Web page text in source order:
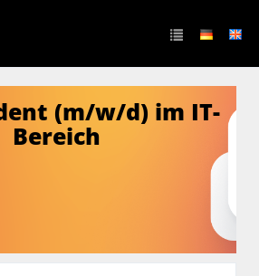
(m/w/d) im IT-
Bereich